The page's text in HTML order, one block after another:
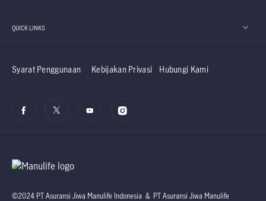
QUICK LINKS
Syarat Penggunaan Kebijakan Privasi Hubungi Kami
©2024 PT Asuransi Jiwa Manulife Indonesia & PT Asuransi Jiwa Manulife